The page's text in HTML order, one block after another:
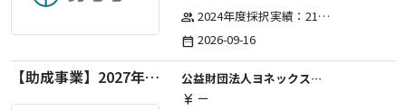
group 2024年度採択実績：21事業（前期11・後期10）、2025年度採択実績：30事業（前期15・後期15）、2026年度採択実績：40事業 ※2026年度より、前期・後期の区分を廃止し、年1回の申請受付となりました。
date_range 2026-09-16
【助成事業】2027年度（通年）ジュニアスポーツ振興に関する助成金
公益財団法人ヨネックススポーツ振興財団
currency_yen ー